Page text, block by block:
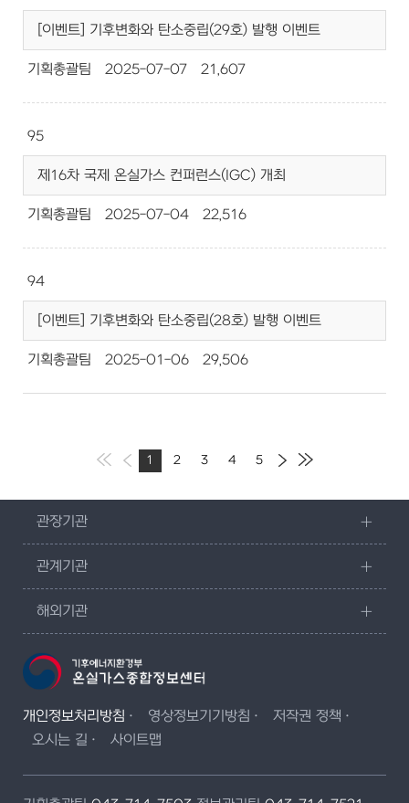
[이벤트] 기후변화와 탄소중립(29호) 발행 이벤트
기획총괄팀 2025-07-07 21,607
95
제16차 국제 온실가스 컨퍼런스(IGC) 개최
기획총괄팀 2025-07-04 22,516
94
[이벤트] 기후변화와 탄소중립(28호) 발행 이벤트
기획총괄팀 2025-01-06 29,506
1 2 3 4 5
관장기관
관계기관
해외기관
개인정보처리방침 영상정보기기방침
저작권 정책
오시는 길
사이트맵